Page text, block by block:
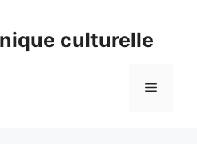
culturelle
Menu